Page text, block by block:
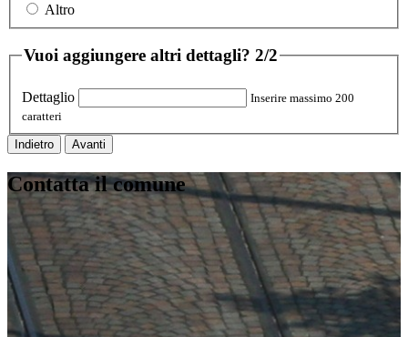
Altro
Vuoi aggiungere altri dettagli? 2/2
Dettaglio
Inserire massimo 200
caratteri
Indietro Avanti
Contatta il comune